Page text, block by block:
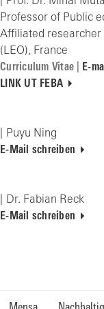
Professor of Public
Affiliated researcher
(LEO), France
Curriculum Vitae
E-
LINK UT FEBA
Puyu Ning
E-Mail schreiben
Dr. Fabian Reck
E-Mail schreiben